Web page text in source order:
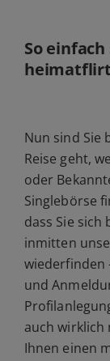
So
Nun sind Sie
Reise geht,
oder
Singlebörse
dass Sie
inmitten
wiederfinden
und
auch wirklich
Ihnen einen